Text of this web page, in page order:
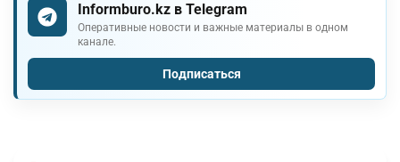
Informburo.kz в Telegram
Оперативные новости и важные материалы в одном
канале.
Подписаться